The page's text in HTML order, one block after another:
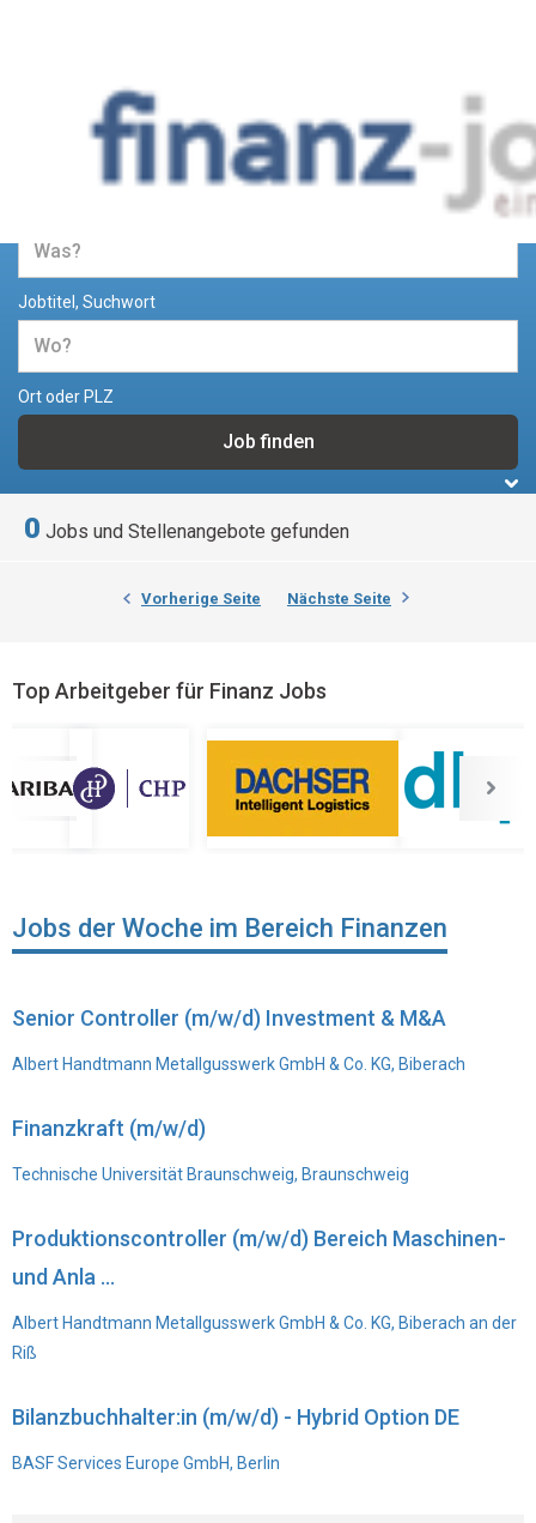
Jobs und Stellenangebote im
Bereich Finanzen
Jobtitel, Suchwort
Ort oder PLZ
0 Jobs und Stellenangebote gefunden
Vorherige Seite Nächste Seite
Top Arbeitgeber für Finanz Jobs
Jobs der Woche im Bereich Finanzen
Senior Controller (m/w/d) Investment & M&A
Albert Handtmann Metallgusswerk GmbH & Co. KG, Biberach
Finanzkraft (m/w/d)
Technische Universität Braunschweig, Braunschweig
Produktionscontroller (m/w/d) Bereich Maschinen-
und Anla ...
Albert Handtmann Metallgusswerk GmbH & Co. KG, Biberach an der
Riß
Bilanzbuchhalter:in (m/w/d) - Hybrid Option DE
BASF Services Europe GmbH, Berlin